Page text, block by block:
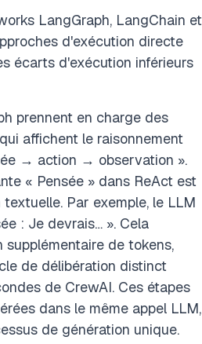
LangGraph, LangChain et
d'exécution directe
écarts d'exécution inférieurs
prennent en charge des
affichent le raisonnement
→ action → observation ».
« Pensée » dans ReAct est
Par exemple, le LLM
: Je devrais… ». Cela
de tokens,
de délibération distinct
de CrewAI. Ces étapes
dans le même appel LLM,
de génération unique.